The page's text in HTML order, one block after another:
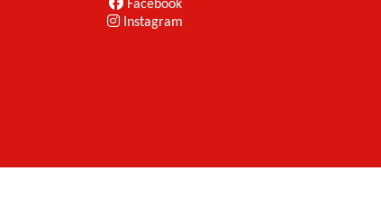
Facebook
Instagram